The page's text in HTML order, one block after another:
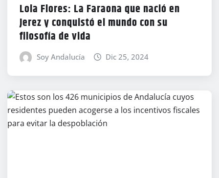
Lola Flores: La Faraona que nació en
Jerez y conquistó el mundo con su
filosofía de vida
Soy Andalucía Dic 25, 2024